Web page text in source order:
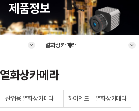
제품정보
열화상카메라
열화상카메라
산업용 열화상카메라 하이엔드급 열화상카메라